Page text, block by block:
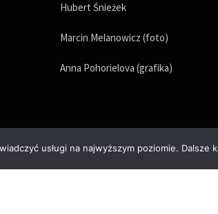
Hubert Śnieżek
Marcin Melanowicz (foto)
Anna Pohorielova (grafika)
usługi na najwyższym poziomie.